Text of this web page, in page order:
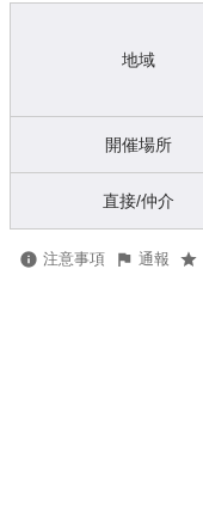
地域
開催場所
直接/仲介
注意事項 通報